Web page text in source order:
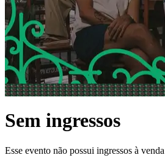
Sem ingressos
Esse evento não possui ingressos à venda